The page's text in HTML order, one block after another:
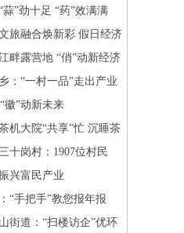
”劲十足 “药”效满满
旅融合焕新彩 假日经济
畔露营地 “俏”动新经济
：“一村一品”走出产业
徽”动新未来
机大院“共享”忙 沉睡茶
十岗村：1907位村民
兴富民产业
“手把手”教您报年报
街道：“扫楼访企”优环